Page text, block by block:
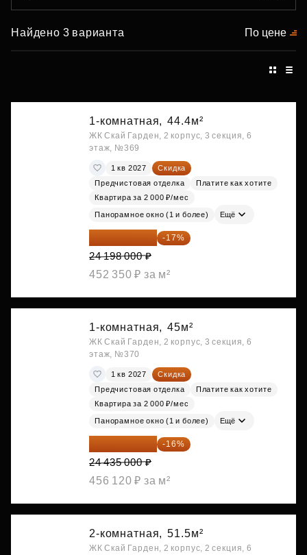
Найдено 3 варианта По цене
1-комнатная, 44.4м²
ЖК Скай Гарден, 2 корпус, 3 секция, 6
этаж, №369
1 кв 2027
Скидка
Предчистовая отделка
Платите как хотите
Квартира за 2 000 ₽/мес
Панорамное окно (1 и более) Ещё
20 084 340 ₽ -17%
24 198 000 ₽
452 350 ₽ за м²
1-комнатная, 45м²
ЖК Скай Гарден, 2 корпус, 3 секция, 6
этаж, №370
1 кв 2027
Скидка
Предчистовая отделка
Платите как хотите
Квартира за 2 000 ₽/мес
Панорамное окно (1 и более) Ещё
20 525 400 ₽ -16%
24 435 000 ₽
456 120 ₽ за м²
2-комнатная, 51.5м²
ЖК Скай Гарден, 2 корпус, 2 секция, 6